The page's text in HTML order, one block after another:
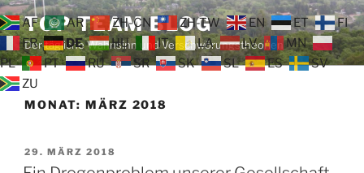
Zum
Inhalt
springen
TOP TEAM BLOG
Der tägliche Wahnsinn und Verschwörungstheorien
MONAT: MÄRZ 2018
VERÖFFENTLICHT
AM
29. MÄRZ 2018
AF AR ZH-CN ZH-TW EN ET
FI
FR
DE HU IT LA LV
MN
PL
PT RU SR SK SL ES
SV
ZU